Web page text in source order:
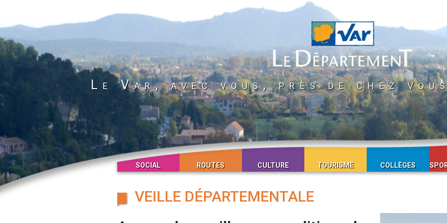
Le Var, avec vous, près de chez
SOCIAL ROUTES CULTURE TOURISME COLLÈGES
VEILLE DÉPARTEMENTALE